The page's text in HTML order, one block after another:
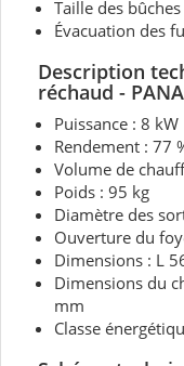
Taille des
Évacuation des
Description
réchaud -
Puissance : 8 kW
Rendement : 77
Volume de
Poids : 95 kg
Diamètre des
Ouverture du
Dimensions : L
Dimensions du
mm
Classe